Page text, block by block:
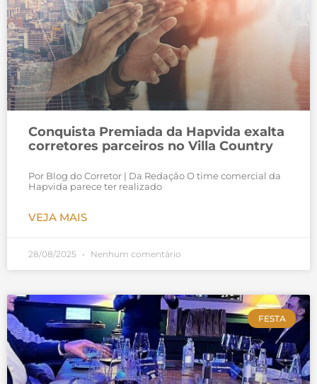
Conquista Premiada da Hapvida exalta
corretores parceiros no Villa Country
Por Blog do Corretor | Da Redação O time comercial da
Hapvida parece ter realizado
VEJA MAIS
28/08/2025 Nenhum comentário
FESTA